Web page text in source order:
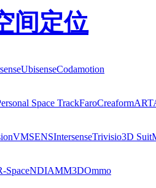
间定位
UbisenseCodamotion
Space TrackFaroCreaformART
VMSENSIntersenseTrivisio3D Suit
SpaceNDIAMM3DOmmo